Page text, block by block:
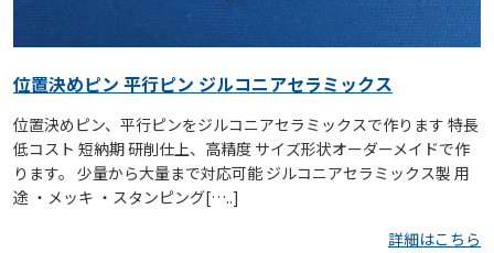
位置決めピン 平行ピン ジルコニアセラミックス
位置決めピン、平行ピンをジルコニアセラミックスで作ります 特長
低コスト 短納期 研削仕上、高精度 サイズ形状オーダーメイドで作
ります。 少量から大量まで対応可能 ジルコニアセラミックス製 用
途 ・メッキ ・スタンピング[…..]
詳細はこちら